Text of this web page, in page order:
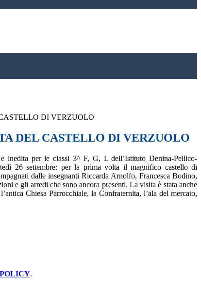
DI VERZUOLO
DEL CASTELLO DI VERZUOLO
e inedita per le classi 3^ F, G, L dell’Istituto Denina-Pellico-
26 settembre: per la prima volta il magnifico castello di
dalle insegnanti Riccarda Arnolfo, Francesca Bodino,
e gli arredi che sono ancora presenti. La visita è stata anche
Chiesa Parrocchiale, la Confraternita, l’ala del mercato,
.